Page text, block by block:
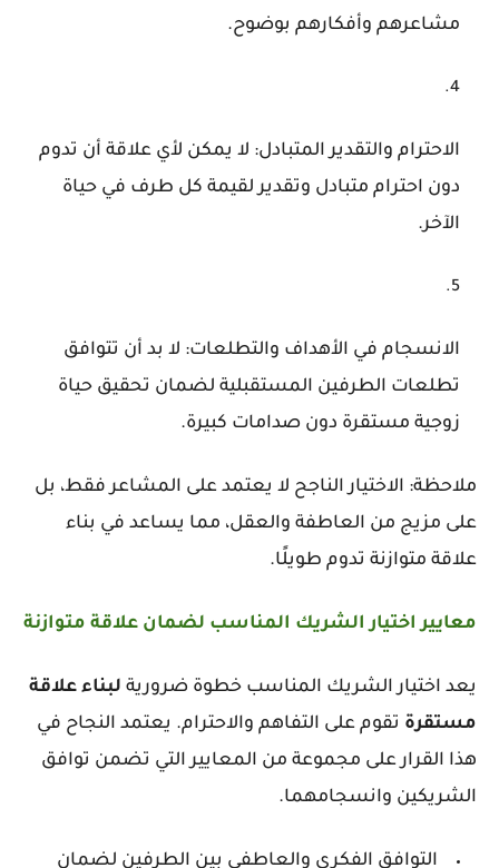
مشاعرهم وأفكارهم بوضوح.
الاحترام والتقدير المتبادل: لا يمكن لأي علاقة أن تدوم
دون احترام متبادل وتقدير لقيمة كل طرف في حياة
الآخر.
الانسجام في الأهداف والتطلعات: لا بد أن تتوافق
تطلعات الطرفين المستقبلية لضمان تحقيق حياة
زوجية مستقرة دون صدامات كبيرة.
ملاحظة: الاختيار الناجح لا يعتمد على المشاعر فقط، بل
على مزيج من العاطفة والعقل، مما يساعد في بناء
علاقة متوازنة تدوم طويلًا.
معايير اختيار الشريك المناسب لضمان علاقة متوازنة
يعد اختيار الشريك المناسب خطوة ضرورية لبناء علاقة
مستقرة تقوم على التفاهم والاحترام. يعتمد النجاح في
هذا القرار على مجموعة من المعايير التي تضمن توافق
الشريكين وانسجامهما.
التوافق الفكري والعاطفي بين الطرفين لضمان